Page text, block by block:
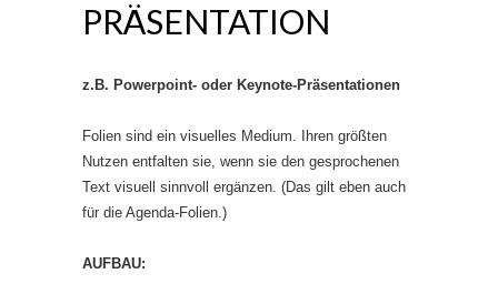
PRÄSENTATION
z.B. Powerpoint- oder Keynote-Präsentationen
Folien sind ein visuelles Medium. Ihren größten
Nutzen entfalten sie, wenn sie den gesprochenen
Text visuell sinnvoll ergänzen. (Das gilt eben auch
für die Agenda-Folien.)
AUFBAU: